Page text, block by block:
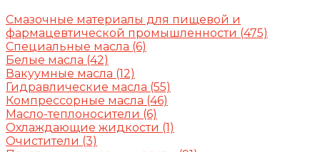
Смазочные материалы для пищевой и
фармацевтической промышленности (475)
Специальные масла (6)
Белые масла (42)
Вакуумные масла (12)
Гидравлические масла (55)
Компрессорные масла (46)
Масло-теплоносители (6)
Охлаждающие жидкости (1)
Очистители (3)